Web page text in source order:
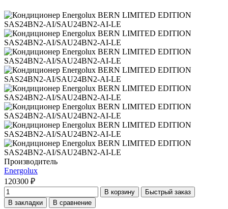
Производитель
Energolux
120300 ₽
В корзину
Быстрый заказ
В закладки
В сравнение